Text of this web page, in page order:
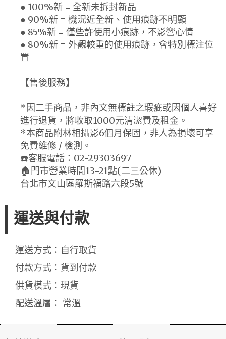
● 100%新 = 全新未拆封新品
● 90%新 = 機況近全新、使用痕跡不明顯
● 85%新 = 僅些許使用小痕跡，不影響心情
● 80%新 = 外觀較重的使用痕跡，會特別標注位
置
【售後服務】
*因二手商品，非內文無標註之瑕疵或因個人喜好
進行退貨，將收取1000元清潔費及租金。
*本商品附林相攝影6個月保固，非人為損壞可享
免費維修 / 檢測。
☎️客服電話：02-29303697
🏠門市營業時間13-21點(二三公休)
台北市文山區羅斯福路六段5號
運送與付款
運送方式：自行取貨
付款方式：貨到付款
供貨模式：現貨
配送溫層： 常溫